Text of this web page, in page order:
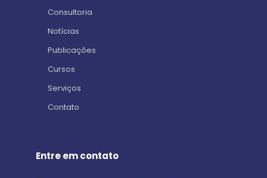
Consultoria
Notícias
Publicações
Cursos
Serviços
Contato
Entre em contato